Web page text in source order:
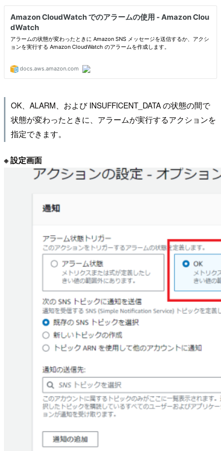
OK、ALARM、および INSUFFICENT_DATA の状態の間で
状態が変わったときに、アラームが実行するアクションを
指定できます。
※ 設定画面